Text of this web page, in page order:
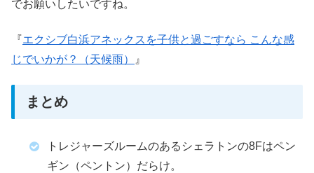
でお願いしたいですね。
『エクシブ白浜アネックスを子供と過ごすなら こんな感
じでいかが？（天候雨）
』
まとめ
トレジャーズルームのあるシェラトンの8Fはペン
ギン（ペントン）だらけ。